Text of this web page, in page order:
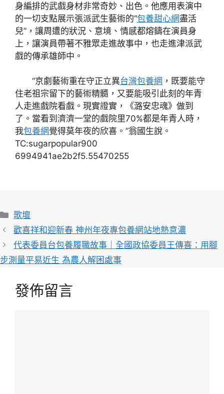
身編排的武戲身材非常奇妙、出色。他應用表演中
的一切支點展示張派武生藝術的“包養甜心網盡活
兒”，讓周遭的狀況、意境、情感都熔鑄在演員身
上，讓演員帶著不雅眾走進故事中，也走進津派武
戲的傳承雄師中。
“京劇藝術重在守正立異台灣包養網 ，既要能守
住老祖宗留下的藝術精髓，又要能吸引此刻的年青
人走進戲院看戲。現實證實，《潞安忠魂》做到
了。當看到濟濟一堂的戲院里70%都是年青人時，
我包養網覺得莫年夜的欣喜。”翁國生說。
TC:sugarpopular900
6994941ae2b2f5.55470255
分
類
歌壇
歡喜祥和迎新春 神州年夜專包養網站地熱意濃
代表委員台包養履職故事｜全國政協委員王傳喜：用腳
步測量平易近生 為農人解困處事
發佈留言